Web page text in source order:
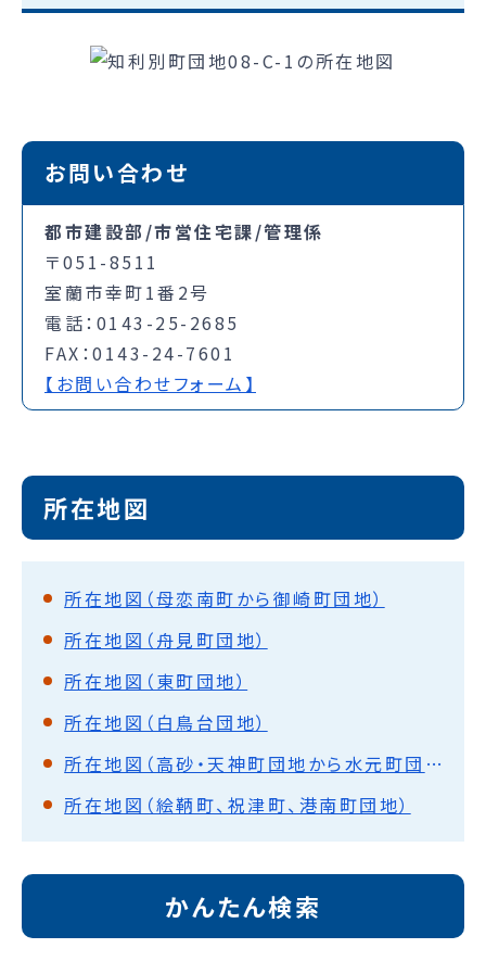
お問い合わせ
都市建設部/市営住宅課/管理係
〒051-8511
室蘭市幸町1番2号
電話：0143-25-2685
FAX：0143-24-7601
【お問い合わせフォーム】
所在地図
所在地図（母恋南町から御崎町団地）
所在地図（舟見町団地）
所在地図（東町団地）
所在地図（白鳥台団地）
所在地図（高砂・天神町団地から水元町団地）
所在地図（絵鞆町、祝津町、港南町団地）
かんたん検索